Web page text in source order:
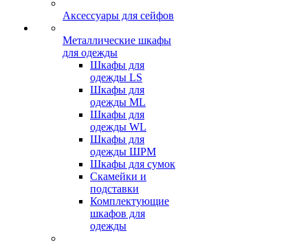
Аксессуары для сейфов
Металлические шкафы
для одежды
Шкафы для
одежды LS
Шкафы для
одежды ML
Шкафы для
одежды WL
Шкафы для
одежды ШРМ
Шкафы для сумок
Скамейки и
подставки
Комплектующие
шкафов для
одежды